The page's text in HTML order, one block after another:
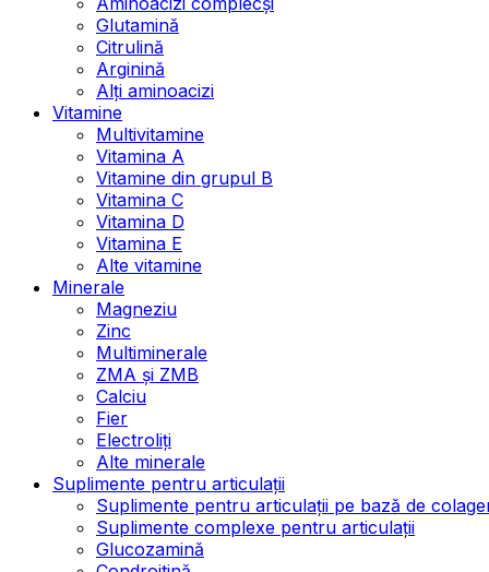
Glutamină
Citrulină
Arginină
Alți aminoacizi
Vitamine
Multivitamine
Vitamina A
Vitamine din grupul B
Vitamina C
Vitamina D
Vitamina E
Alte vitamine
Minerale
Magneziu
Zinc
Multiminerale
ZMA și ZMB
Calciu
Fier
Electroliți
Alte minerale
Suplimente pentru articulații
Suplimente pentru articulații pe bază de
Suplimente complexe pentru articulații
Glucozamină